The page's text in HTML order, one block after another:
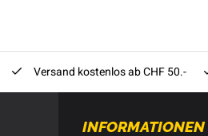
Versand kostenlos ab CHF 50.-
INFORMATIONEN